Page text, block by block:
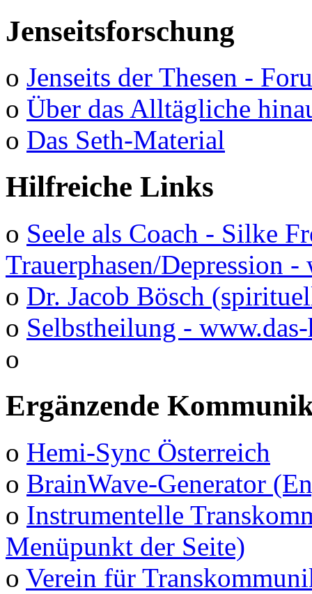
Jenseitsforschung
o Jenseits der Thesen -
o Über das Alltägliche
o Das Seth-Material
Hilfreiche Links
o Seele als Coach - Silke
Trauerphasen/Depression
o Dr. Jacob Bösch
o Selbstheilung -
o
Ergänzende
o Hemi-Sync Österreich
o BrainWave-Generator
o Instrumentelle
Menüpunkt der Seite)
o Verein für